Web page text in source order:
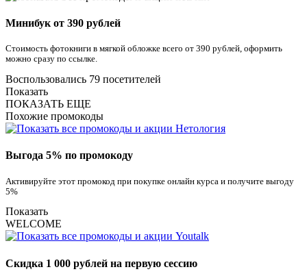
Минибук от 390 рублей
Стоимость фотокниги в мягкой обложке всего от 390 рублей, оформить
можно сразу по ссылке.
Воспользовались 79 посетителей
Показать
ПОКАЗАТЬ ЕЩЕ
Похожие промокоды
Выгода 5% по промокоду
Активируйте этот промокод при покупке онлайн курса и получите выгоду
5%
Показать
WELCOME
Скидка 1 000 рублей на первую сессию